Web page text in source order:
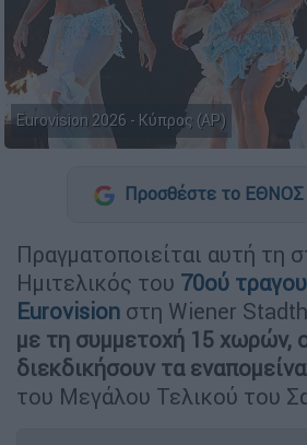
Eurovision 2026 - Κύπρος (AP)
Προσθέστε το ΕΘΝΟΣ
Πραγματοποιείται αυτή τη
Ημιτελικός του 70ού
Eurovision στη Wiener
με τη συμμετοχή 15 χωρών,
διεκδικήσουν τα
του Μεγάλου Τελικού του